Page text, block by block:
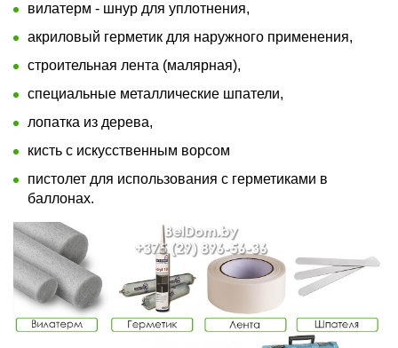
вилатерм - шнур для уплотнения,
акриловый герметик для наружного применения,
строительная лента (малярная),
специальные металлические шпатели,
лопатка из дерева,
кисть с искусственным ворсом
пистолет для использования с герметиками в
баллонах.